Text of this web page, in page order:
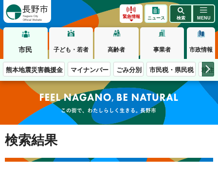
緊急情報 ニュース 検索 MENU
市民 子ども・若者 高齢者 事業者 市政情報
熊本地震災害義援金 マイナンバー ごみ分別 市民税・県民税 移住
この街で、わたしらしく生きる。長野市
検索結果